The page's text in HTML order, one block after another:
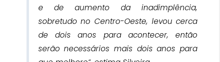
e de aumento da inadimplência,
sobretudo no Centro-Oeste, levou cerca
de dois anos para acontecer, então
serão necessários mais dois anos para